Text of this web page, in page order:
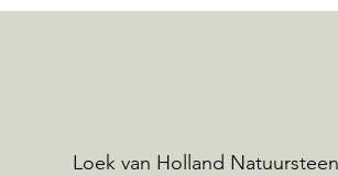
Loek van Holland